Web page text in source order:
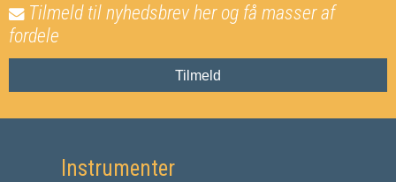
Tilmeld til nyhedsbrev her og få masser af
fordele
Tilmeld
Instrumenter